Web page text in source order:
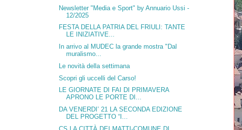
Newsletter "Media e Sport" by Annuario Ussi -
12/2025
FESTA DELLA PATRIA DEL FRIULI: TANTE
LE INIZIATIVE...
In arrivo al MUDEC la grande mostra "Dal
muralismo...
Le novità della settimana
Scopri gli uccelli del Carso!
LE GIORNATE DI FAI DI PRIMAVERA
APRONO LE PORTE DI...
DA VENERDI’ 21 LA SECONDA EDIZIONE
DEL PROGETTO “I...